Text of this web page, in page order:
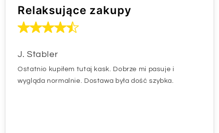
Relaksujące zakupy
J. Stabler
Ostatnio kupiłem tutaj kask. Dobrze mi pasuje i
wygląda normalnie. Dostawa była dość szybka.